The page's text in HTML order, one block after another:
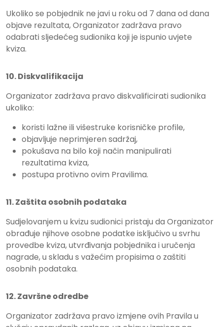
Ukoliko se pobjednik ne javi u roku od 7 dana od dana
objave rezultata, Organizator zadržava pravo
odabrati sljedećeg sudionika koji je ispunio uvjete
kviza.
10. Diskvalifikacija
Organizator zadržava pravo diskvalificirati sudionika
ukoliko:
koristi lažne ili višestruke korisničke profile,
objavljuje neprimjeren sadržaj,
pokušava na bilo koji način manipulirati
rezultatima kviza,
postupa protivno ovim Pravilima.
11. Zaštita osobnih podataka
Sudjelovanjem u kvizu sudionici pristaju da Organizator
obrađuje njihove osobne podatke isključivo u svrhu
provedbe kviza, utvrđivanja pobjednika i uručenja
nagrade, u skladu s važećim propisima o zaštiti
osobnih podataka.
12. Završne odredbe
Organizator zadržava pravo izmjene ovih Pravila u